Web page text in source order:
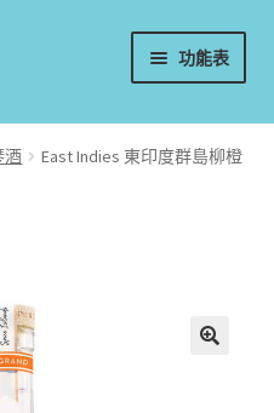
功能表
酒
East Indies 東印度群島柳橙